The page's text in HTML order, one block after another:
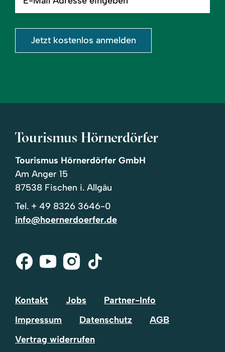
eingeben
Jetzt kostenlos anmelden
Tourismus Hörnerdörfer
Tourismus Hörnerdörfer GmbH
Am Anger 15
87538 Fischen i. Allgäu
Tel. + 49 8326 3646-0
info@hoernerdoerfer.de
Facebook
Youtube
Instagram
Tik-
Kontakt Jobs
Partner-Info
Impressum
Datenschutz
AGB
Vertrag widerrufen